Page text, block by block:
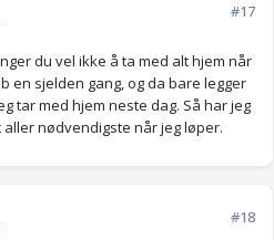
#17
du vel ikke å ta med alt hjem når
en sjelden gang, og da bare legger
tar med hjem neste dag. Så har jeg
nødvendigste når jeg løper.
#18